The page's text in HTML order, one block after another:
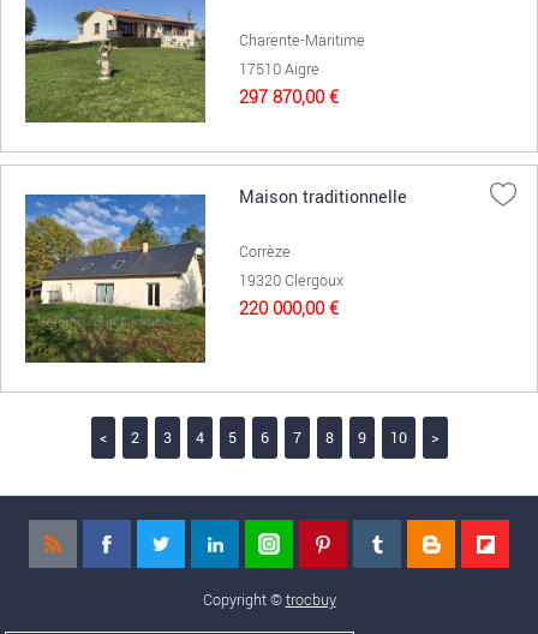
Charente-Maritime
17510 Aigre
297 870,00 €
Maison traditionnelle
Corrèze
19320 Clergoux
220 000,00 €
< 2 3 4 5 6 7 8 9 10 >
Copyright ©trocbuy